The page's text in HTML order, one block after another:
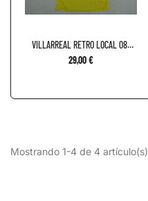
VILLARREAL RETRO LOCAL 08-
09
29,00 €
Mostrando 1-4 de 4 artículo(s)